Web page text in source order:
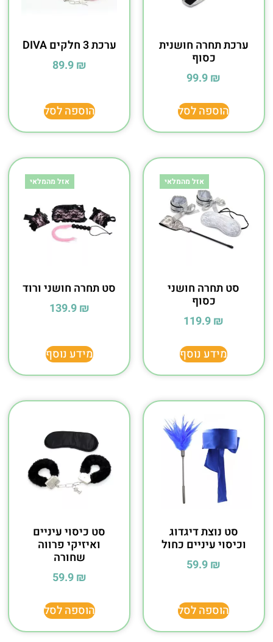
ערכת תחרה חושנית
כסוף
99.9₪
הוספה לסל
ערכת 3 חלקים DIVA
89.9₪
הוספה לסל
אזל מהמלאי
סט תחרה חושני
כסוף
119.9₪
מידע נוסף
אזל מהמלאי
סט תחרה חושני ורוד
139.9₪
מידע נוסף
סט נוצת דיגדוג
וכיסוי עיניים כחול
59.9₪
הוספה לסל
סט כיסוי עיניים
ואיזיקי פרווה
שחורה
59.9₪
הוספה לסל